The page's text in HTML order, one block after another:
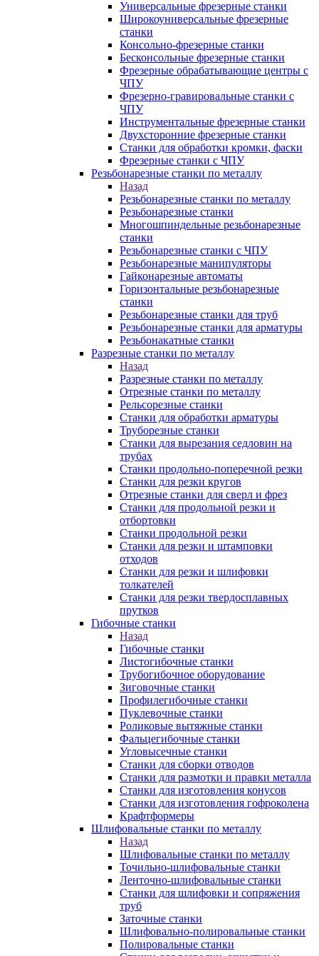
Универсальные фрезерные станки
Широкоуниверсальные фрезерные
станки
Консольно-фрезерные станки
Бесконсольные фрезерные станки
Фрезерные обрабатывающие центры с
ЧПУ
Фрезерно-гравировальные станки с
ЧПУ
Инструментальные фрезерные станки
Двухсторонние фрезерные станки
Станки для обработки кромки, фаски
Фрезерные станки с ЧПУ
Резьбонарезные станки по металлу
Назад
Резьбонарезные станки по металлу
Резьбонарезные станки
Многошпиндельные резьбонарезные
станки
Резьбонарезные станки с ЧПУ
Резьбонарезные манипуляторы
Гайконарезные автоматы
Горизонтальные резьбонарезные
станки
Резьбонарезные станки для труб
Резьбонарезные станки для арматуры
Резьбонакатные станки
Разрезные станки по металлу
Назад
Разрезные станки по металлу
Отрезные станки по металлу
Рельсорезные станки
Станки для обработки арматуры
Труборезные станки
Станки для вырезания седловин на
трубаx
Станки продольно-поперечной резки
Станки для резки кругов
Отрезные станки для сверл и фрез
Станки для продольной резки и
отбортовки
Станки продольной резки
Станки для резки и штамповки
отходов
Станки для резки и шлифовки
толкателей
Станки для резки твердосплавных
прутков
Гибочные станки
Назад
Гибочные станки
Листогибочные станки
Трубогибочное оборудование
Зиговочные станки
Профилегибочные станки
Пуклевочные станки
Роликовые вытяжные станки
Фальцегибочные станки
Угловысечные станки
Станки для сборки отводов
Станки для размотки и правки металла
Станки для изготовления конусов
Станки для изготовления гофроколена
Крафтформеры
Шлифовальные станки по металлу
Назад
Шлифовальные станки по металлу
Точильно-шлифовальные станки
Ленточно-шлифовальные станки
Станки для шлифовки и сопряжения
труб
Заточные станки
Шлифовально-полировальные станки
Полировальные станки